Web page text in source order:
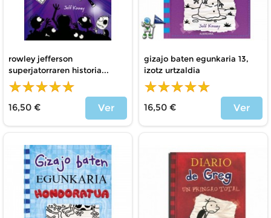
rowley jefferson
superjatorraren historia...
16,50 €
Ver
gizajo baten egunkaria 13,
izotz urtzaldia
16,50 €
Ver